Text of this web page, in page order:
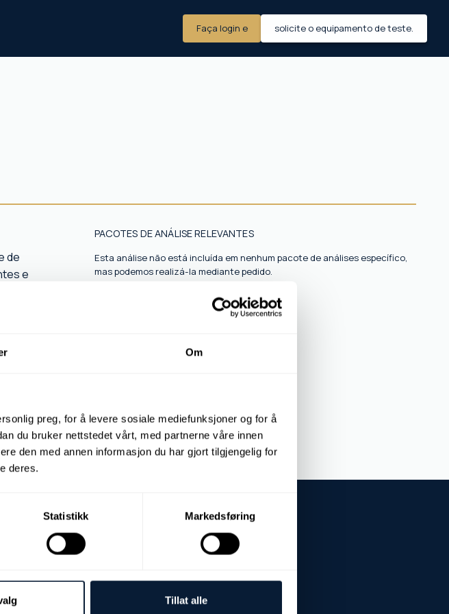
Om
preg, for å levere sosiale mediefunksjoner og for å
du bruker nettstedet vårt, med partnerne våre innen
den med annen informasjon du har gjort tilgjengelig for
deres.
Statistikk Markedsføring
Tillat alle
Faça login e solicite o equipamento de teste.
de
e
valor de
PACOTES DE ANÁLISE RELEVANTES
Esta análise não está incluída em nenhum pacote de análises específico,
mas podemos realizá-la mediante pedido.
Análise de encomendas -Turbidez